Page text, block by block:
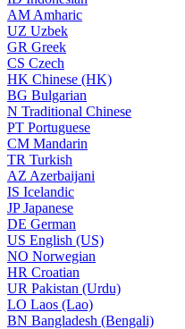
AM Amharic
UZ Uzbek
GR Greek
CS Czech
HK Chinese (HK)
BG Bulgarian
N Traditional Chinese
PT Portuguese
CM Mandarin
TR Turkish
AZ Azerbaijani
IS Icelandic
JPJapanese
DE German
US English (US)
NO Norwegian
HR Croatian
UR Pakistan (Urdu)
LO Laos (Lao)
BN Bangladesh (Bengali)